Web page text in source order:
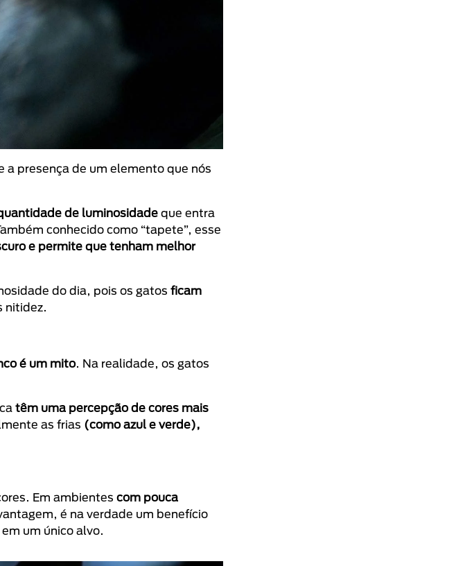
a presença de um elemento que nós
de luminosidade que entra
conhecido como “tapete”, esse
e permite que tenham melhor
do dia, pois os gatos ficam
nitidez.
é um mito. Na realidade, os gatos
têm uma percepção de cores mais
as frias (como azul e verde),
Em ambientes com pouca
é na verdade um benefício
um único alvo.